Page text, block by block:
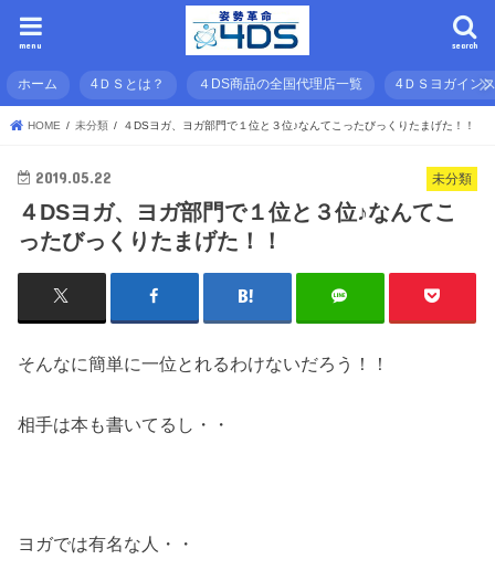
search
menu
ホーム 4ＤＳとは？ ４DS商品の全国代理店一覧 4ＤＳヨガイン
HOME 未分類 ４DSヨガ、ヨガ部門で１位と３位♪なんてこったびっくりたまげた！！
未分類
2019.05.22
４DSヨガ、ヨガ部門で１位と３位♪なんてこ
ったびっくりたまげた！！
そんなに簡単に一位とれるわけないだろう！！
相手は本も書いてるし・・
ヨガでは有名な人・・